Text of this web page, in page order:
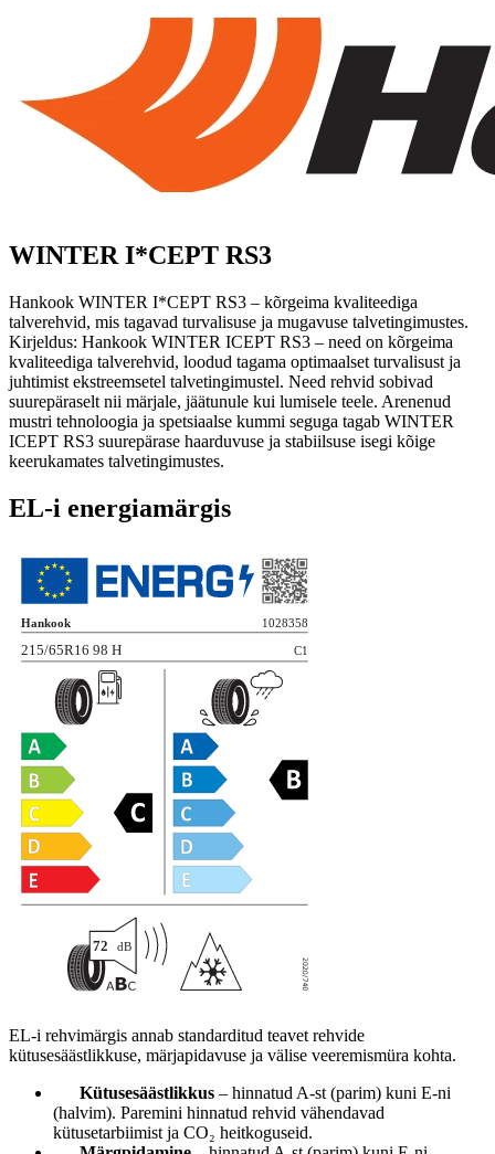
WINTER I*CEPT RS3
Hankook WINTER I*CEPT RS3 – kõrgeima kvaliteediga
talverehvid, mis tagavad turvalisuse ja mugavuse talvetingimustes.
Kirjeldus: Hankook WINTER ICEPT RS3 – need on kõrgeima
kvaliteediga talverehvid, loodud tagama optimaalset turvalisust ja
juhtimist ekstreemsetel talvetingimustel. Need rehvid sobivad
suurepäraselt nii märjale, jäätunule kui lumisele teele. Arenenud
mustri tehnoloogia ja spetsiaalse kummi seguga tagab WINTER
ICEPT RS3 suurepärase haarduvuse ja stabiilsuse isegi kõige
keerukamates talvetingimustes.
EL-i energiamärgis
EL-i rehvimärgis annab standarditud teavet rehvide
kütusesäästlikkuse, märjapidavuse ja välise veeremismüra kohta.
Kütusesäästlikkus – hinnatud A-st (parim) kuni E-ni
(halvim). Paremini hinnatud rehvid vähendavad
kütusetarbiimist ja CO₂ heitkoguseid.